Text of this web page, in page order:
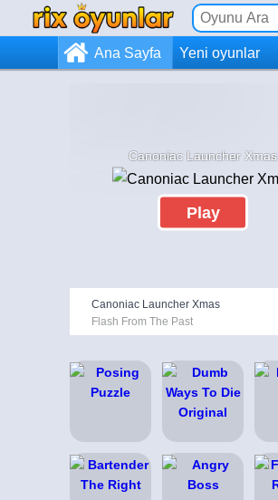
Ana Sayfa Yeni oyunlar
Canoniac Launcher Xmas
Play
Canoniac Launcher Xmas
Flash From The Past